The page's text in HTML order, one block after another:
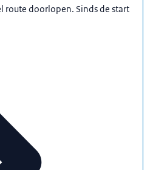
route doorlopen. Sinds de start